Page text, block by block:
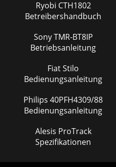
Ryobi CTH1802
Betreibershandbuch
Sony TMR-BT8IP
Betriebsanleitung
Fiat Stilo
Bedienungsanleitung
Philips 40PFH4309/88
Bedienungsanleitung
Alesis ProTrack
Spezifikationen